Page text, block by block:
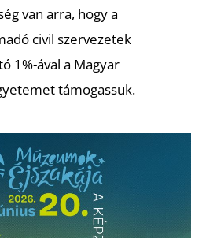
van arra, hogy a
civil szervezetek
1%-ával a Magyar
támogassuk.